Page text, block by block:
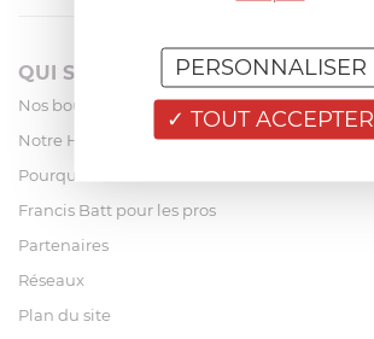
QUI SOMMES-NOUS?
Nos boutiques
Notre Histoire
Pourquoi acheter chez Francis Batt ?
Francis Batt pour les pros
Partenaires
Réseaux
Plan du site
TOUT ACCEPTER
PERSONNALISER